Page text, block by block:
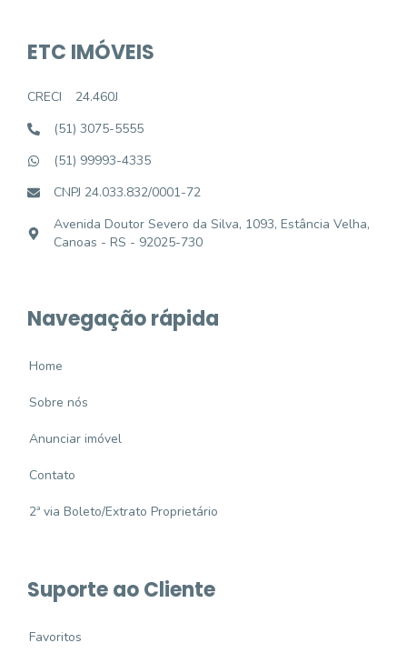
ETC IMÓVEIS
CRECI
24.460J
(51) 3075-5555
(51) 99993-4335
CNPJ 24.033.832/0001-72
Avenida Doutor Severo da Silva, 1093, Estância Velha,
Canoas - RS - 92025-730
Navegação rápida
Home
Sobre nós
Anunciar imóvel
Contato
2ª via Boleto/Extrato Proprietário
Suporte ao Cliente
Favoritos